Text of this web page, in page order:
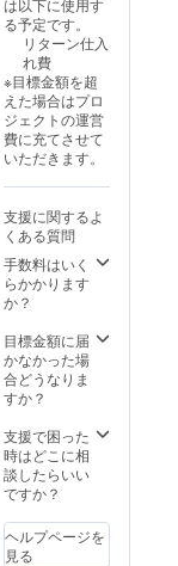
る予定です。
リターン仕入
れ費
※目標金額を超
えた場合はプロ
ジェクトの運営
費に充てさせて
いただきます。
支援に関するよ
くある質問
手数料はいく
らかかります
か？
目標金額に届
かなかった場
合どうなりま
すか？
支援で困った
時はどこに相
談したらいい
ですか？
ヘルプページを
見る